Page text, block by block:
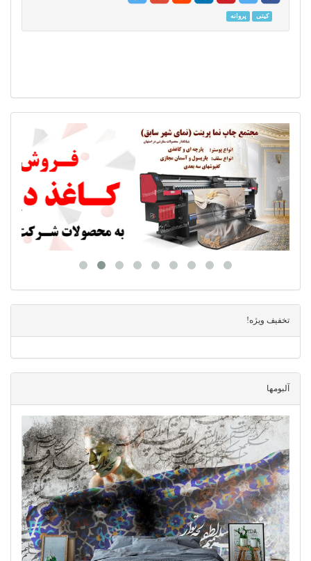
کیتی پروانه
تخفیف ویژه!
آلبومها